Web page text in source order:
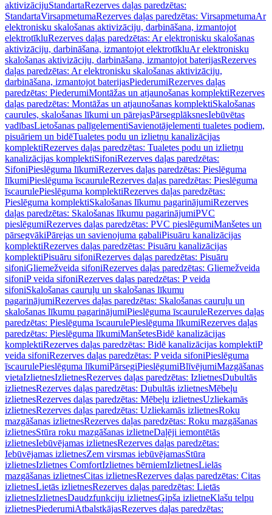
aktivizācijuStandartaRezerves daļas paredzētas:
StandartaVirsapmetumaRezerves daļas paredzētas: VirsapmetumaAr
elektronisku skalošanas aktivizāciju, darbināšana, izmantojot
elektrotīkluRezerves daļas paredzētas: Ar elektronisku skalošanas
aktivizāciju, darbināšana, izmantojot elektrotīkluAr elektronisku
skalošanas aktivizāciju, darbināšana, izmantojot baterijasRezerves
daļas paredzētas: Ar elektronisku skalošanas aktivizāciju,
darbināšana, izmantojot baterijasPiederumiRezerves daļas
paredzētas: PiederumiMontāžas un atjaunošanas komplektiRezerves
daļas paredzētas: Montāžas un atjaunošanas komplektiSkalošanas
caurules, skalošanas līkumi un pārejasPārsegplāksnesIebūvētas
vadībasLietošanas palīgelementiSavienotājelementi tualetes podiem,
pisuāriem un bidēTualetes podu un izlietņu kanalizācijas
komplektiRezerves daļas paredzētas: Tualetes podu un izlietņu
kanalizācijas komplektiSifoniRezerves daļas paredzētas:
SifoniPieslēguma līkumiRezerves daļas paredzētas: Pieslēguma
līkumiPieslēguma īscauruleRezerves daļas paredzētas: Pieslēguma
īscaurulePieslēguma komplektiRezerves daļas paredzētas:
Pieslēguma komplektiSkalošanas līkumu pagarinājumiRezerves
daļas paredzētas: Skalošanas līkumu pagarinājumiPVC
pieslēgumiRezerves daļas paredzētas: PVC pieslēgumiManšetes un
pārsegvākiPārejas un savienojuma gabaliPisuāru kanalizācijas
komplektiRezerves daļas paredzētas: Pisuāru kanalizācijas
komplektiPisuāru sifoniRezerves daļas paredzētas: Pisuāru
sifoniGliemežveida sifoniRezerves daļas paredzētas: Gliemežveida
sifoniP veida sifoniRezerves daļas paredzētas: P veida
sifoniSkalošanas cauruļu un skalošanas līkumu
pagarinājumiRezerves daļas paredzētas: Skalošanas cauruļu un
skalošanas līkumu pagarinājumiPieslēguma īscauruleRezerves daļas
paredzētas: Pieslēguma īscaurulePieslēguma līkumiRezerves daļas
paredzētas: Pieslēguma līkumiManšetesBidē kanalizācijas
komplektiRezerves daļas paredzētas: Bidē kanalizācijas komplektiP
veida sifoniRezerves daļas paredzētas: P veida sifoniPieslēguma
īscaurulePieslēguma līkumiPārsegiPieslēgumiBlīvējumiMazgāšanas
vietaIzlietnesIzlietnesRezerves daļas paredzētas: IzlietnesDubultās
izlietnesRezerves daļas paredzētas: Dubultās izlietnesMēbeļu
izlietnesRezerves daļas paredzētas: Mēbeļu izlietnesUzliekamās
izlietnesRezerves daļas paredzētas: Uzliekamās izlietnesRoku
mazgāšanas izlietnesRezerves daļas paredzētas: Roku mazgāšanas
izlietnesStūra roku mazgāšanas izlietneDaļēji iemontētās
izlietnesIebūvējamas izlietnesRezerves daļas paredzētas:
Iebūvējamas izlietnesZem virsmas iebūvējamasStūra
izlietnesIzlietnes ComfortIzlietnes bērniemIzlietnesLielās
mazgāšanas izlietnesCitas izlietnesRezerves daļas paredzētas: Citas
izlietnesLietās izlietnesRezerves daļas paredzētas: Lietās
izlietnesIzlietnesDaudzfunkciju izlietnesĢipša izlietneKlašu telpu
izlietnesPiederumiAtbalstkājasRezerves daļas paredzētas: